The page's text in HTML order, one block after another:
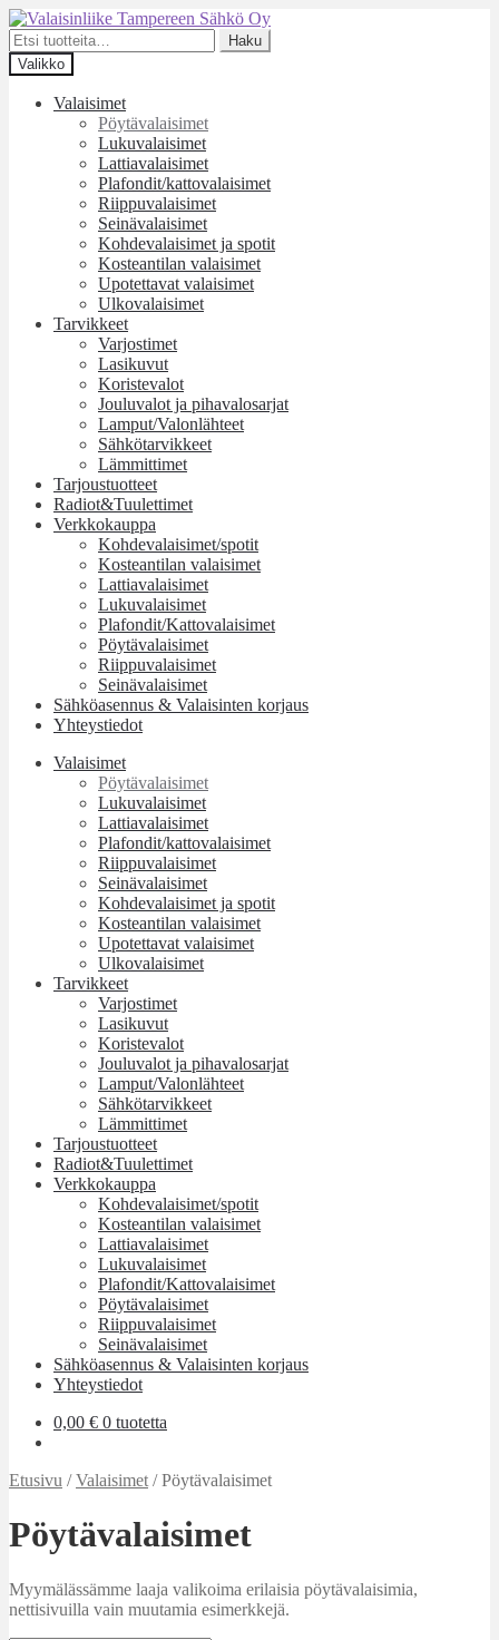
Siirry
navigointiin
Siirry
sisältöön
Etsi:
Haku
Valikko
Valaisimet
Pöytävalaisimet
Lukuvalaisimet
Lattiavalaisimet
Plafondit/kattovalaisimet
Riippuvalaisimet
Seinävalaisimet
Kohdevalaisimet ja spotit
Kosteantilan valaisimet
Upotettavat valaisimet
Ulkovalaisimet
Tarvikkeet
Varjostimet
Lasikuvut
Koristevalot
Jouluvalot ja pihavalosarjat
Lamput/Valonlähteet
Sähkötarvikkeet
Lämmittimet
Tarjoustuotteet
Radiot&Tuulettimet
Verkkokauppa
Kohdevalaisimet/spotit
Kosteantilan valaisimet
Lattiavalaisimet
Lukuvalaisimet
Plafondit/Kattovalaisimet
Pöytävalaisimet
Riippuvalaisimet
Seinävalaisimet
Sähköasennus & Valaisinten korjaus
Yhteystiedot
Valaisimet
Pöytävalaisimet
Lukuvalaisimet
Lattiavalaisimet
Plafondit/kattovalaisimet
Riippuvalaisimet
Seinävalaisimet
Kohdevalaisimet ja spotit
Kosteantilan valaisimet
Upotettavat valaisimet
Ulkovalaisimet
Tarvikkeet
Varjostimet
Lasikuvut
Koristevalot
Jouluvalot ja pihavalosarjat
Lamput/Valonlähteet
Sähkötarvikkeet
Lämmittimet
Tarjoustuotteet
Radiot&Tuulettimet
Verkkokauppa
Kohdevalaisimet/spotit
Kosteantilan valaisimet
Lattiavalaisimet
Lukuvalaisimet
Plafondit/Kattovalaisimet
Pöytävalaisimet
Riippuvalaisimet
Seinävalaisimet
Sähköasennus & Valaisinten korjaus
Yhteystiedot
0,00 € 0 tuotetta
Etusivu /Valaisimet /Pöytävalaisimet
Pöytävalaisimet
Myymälässämme laaja valikoima erilaisia pöytävalaisimia,
nettisivuilla vain muutamia esimerkkejä.